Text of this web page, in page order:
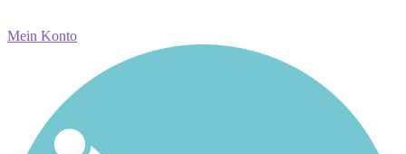
Mein Konto